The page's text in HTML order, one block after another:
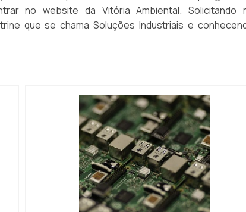
no website da Vitória Ambiental. Solicitando
que se chama Soluções Industriais e
em qualidade do mercado.Quando o interesse é
perigosos sp, com os profissionais da Vitória